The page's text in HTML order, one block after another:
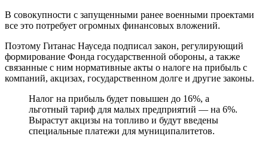
В совокупности с запущенными ранее военными проектами
все это потребует огромных финансовых вложений.
Поэтому Гитанас Науседа подписал закон, регулирующий
формирование Фонда государственной обороны, а также
связанные с ним нормативные акты о налоге на прибыль с
компаний, акцизах, государственном долге и другие законы.
Налог на прибыль будет повышен до 16%, а
льготный тариф для малых предприятий — на 6%.
Вырастут акцизы на топливо и будут введены
специальные платежи для муниципалитетов.